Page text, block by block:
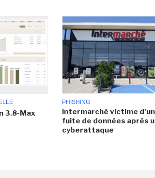
3.8-Max
PHISHING
Intermarché victime
fuite de données après
cyberattaque